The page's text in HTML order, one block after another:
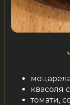
квасоля
томати,